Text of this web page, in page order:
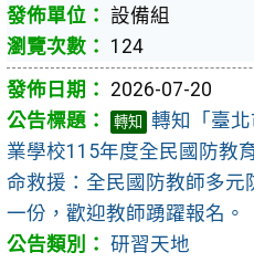
設備組
124
2026-07-20
轉知
轉知「臺
業學校115年度全民國防教
命救援：全民國防教師多元
一份，歡迎教師踴躍報名。
研習天地